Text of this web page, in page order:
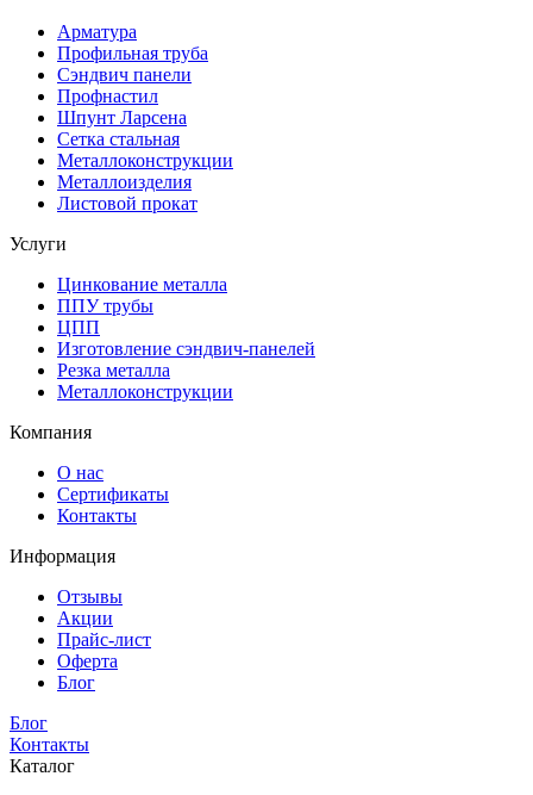
Арматура
Профильная труба
Сэндвич панели
Профнастил
Шпунт Ларсена
Сетка стальная
Металлоконструкции
Металлоизделия
Листовой прокат
Услуги
Цинкование металла
ППУ трубы
ЦПП
Изготовление сэндвич-панелей
Резка металла
Металлоконструкции
Компания
О нас
Сертификаты
Контакты
Информация
Отзывы
Акции
Прайс-лист
Оферта
Блог
Блог
Контакты
Каталог